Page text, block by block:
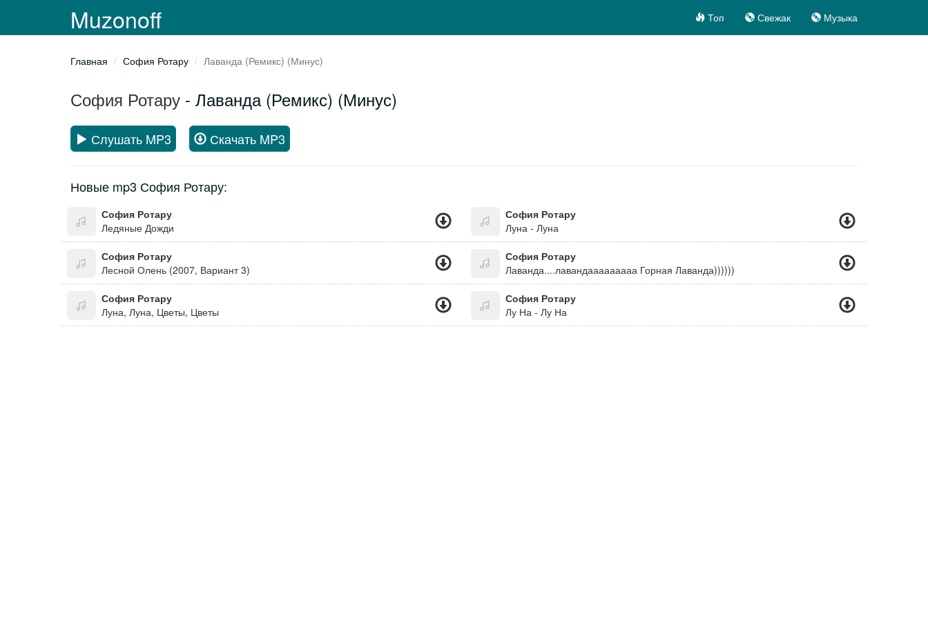
Muzonoff Топ Свежак Музыка
Главная София Ротару Лаванда (Ремикс) (Минус)
София Ротару - Лаванда (Ремикс) (Минус)
Слушать MP3 Скачать MP3
Новые mp3 София Ротару:
София Ротару
Ледяные Дожди
София Ротару
Луна - Луна
София Ротару
Лесной Олень (2007, Вариант 3)
София Ротару
Лаванда....лавандааааааааа Горная Лаванда))))))
София Ротару
Луна, Луна, Цветы, Цветы
София Ротару
Лу На - Лу На